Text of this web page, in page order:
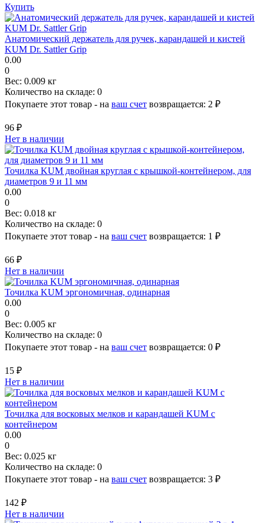
Купить
Анатомический держатель для ручек, карандашей и кистей
KUM Dr. Sattler Grip
0.00
0
Вес: 0.009 кг
Количество на складе: 0
Покупаете этот товар - на ваш счет возвращается: 2 ₽
96 ₽
Нет в наличии
Точилка KUM двойная круглая с крышкой-контейнером, для
диаметров 9 и 11 мм
0.00
0
Вес: 0.018 кг
Количество на складе: 0
Покупаете этот товар - на ваш счет возвращается: 1 ₽
66 ₽
Нет в наличии
Точилка KUM эргономичная, одинарная
0.00
0
Вес: 0.005 кг
Количество на складе: 0
Покупаете этот товар - на ваш счет возвращается: 0 ₽
15 ₽
Нет в наличии
Точилка для восковых мелков и карандашей KUM с
контейнером
0.00
0
Вес: 0.025 кг
Количество на складе: 0
Покупаете этот товар - на ваш счет возвращается: 3 ₽
142 ₽
Нет в наличии